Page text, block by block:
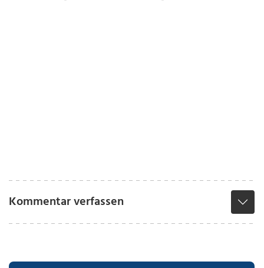
Kommentar verfassen